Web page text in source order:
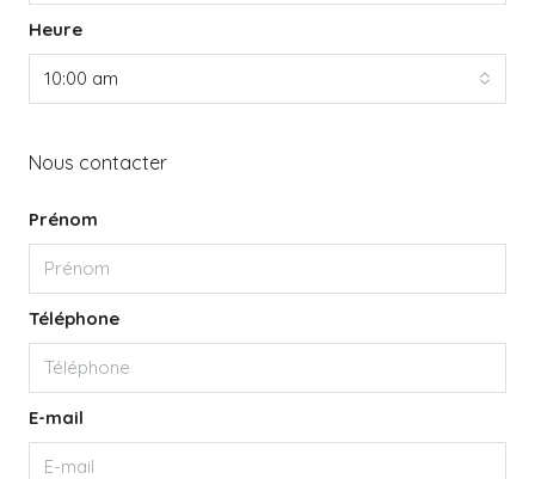
Heure
10:00 am
Nous contacter
Prénom
Téléphone
E-mail